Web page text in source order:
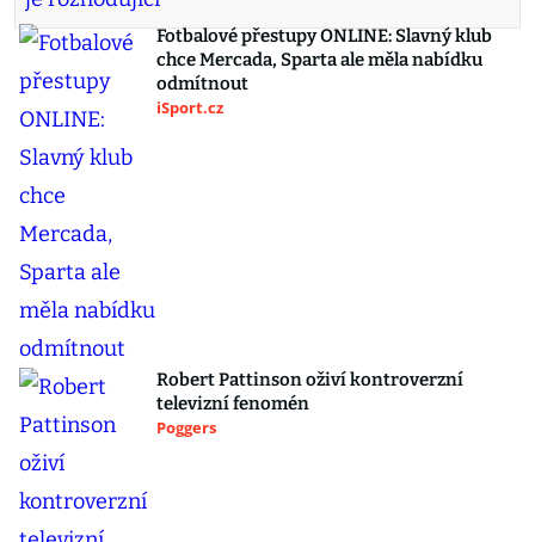
Fotbalové přestupy ONLINE: Slavný klub
chce Mercada, Sparta ale měla nabídku
odmítnout
iSport.cz
Robert Pattinson oživí kontroverzní
televizní fenomén
Poggers